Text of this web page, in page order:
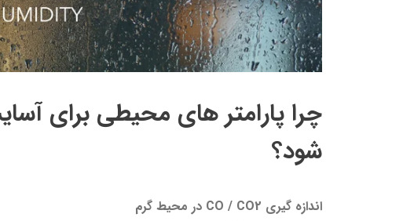
چرا پارامتر های محیطی برای
شود؟
اندازه گیری CO / CO2 در محیط گرم